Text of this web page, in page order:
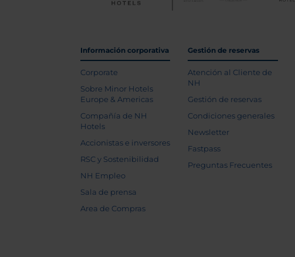
Información corporativa
Corporate
Sobre Minor Hotels
Europe & Americas
Compañía de NH
Hotels
Accionistas e inversores
RSC y Sostenibilidad
NH Empleo
Sala de prensa
Area de Compras
Gestión de reservas
Atención al Cliente de
NH
Gestión de reservas
Condiciones generales
Newsletter
Fastpass
Preguntas Frecuentes